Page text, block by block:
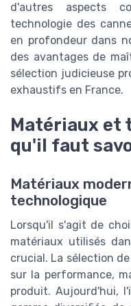
d'autres aspects
technologie des
en profondeur dans
des avantages de
sélection judicieuse
exhaustifs en France.
Matériaux et
qu'il faut
Matériaux
technologique
Lorsqu'il s'agit de
matériaux utilisés
crucial. La sélection
sur la performance,
produit. Aujourd'hui,